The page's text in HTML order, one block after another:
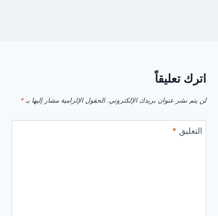
اترك تعليقاً
لن يتم نشر عنوان بريدك الإلكتروني. الحقول الإلزامية مشار إليها بـ *
التعليق *